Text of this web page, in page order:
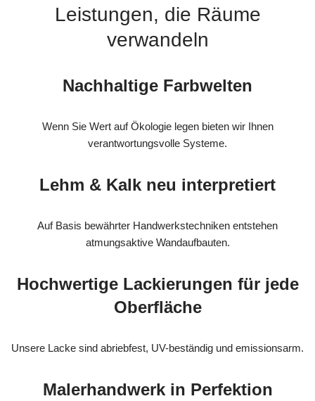
Leistungen, die Räume
verwandeln
Nachhaltige Farbwelten
Wenn Sie Wert auf Ökologie legen bieten wir Ihnen
verantwortungsvolle Systeme.
Lehm & Kalk neu interpretiert
Auf Basis bewährter Handwerkstechniken entstehen
atmungsaktive Wandaufbauten.
Hochwertige Lackierungen für jede
Oberfläche
Unsere Lacke sind abriebfest, UV-beständig und emissionsarm.
Malerhandwerk in Perfektion